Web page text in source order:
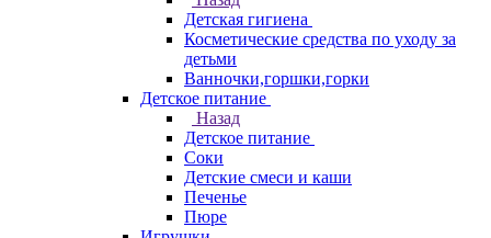
Детская гигиена
Косметические средства по уходу за
детьми
Ванночки,горшки,горки
Детское питание
Назад
Детское питание
Соки
Детские смеси и каши
Печенье
Пюре